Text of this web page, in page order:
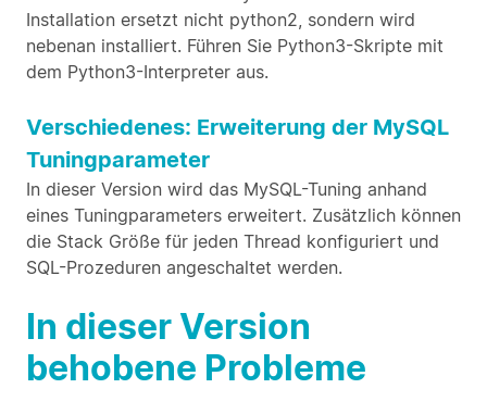
Installation ersetzt nicht python2, sondern wird
nebenan installiert. Führen Sie Python3-Skripte mit
dem Python3-Interpreter aus.
Verschiedenes: Erweiterung der MySQL
Tuningparameter
In dieser Version wird das MySQL-Tuning anhand
eines Tuningparameters erweitert. Zusätzlich können
die Stack Größe für jeden Thread konfiguriert und
SQL-Prozeduren angeschaltet werden.
In dieser Version
behobene Probleme